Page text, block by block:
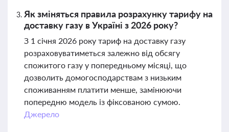
Як зміняться правила розрахунку тарифу на
доставку газу в Україні з 2026 року?
З 1 січня 2026 року тариф на доставку газу
розраховуватиметься залежно від обсягу
спожитого газу у попередньому місяці, що
дозволить домогосподарствам з низьким
споживанням платити менше, замінюючи
попередню модель із фіксованою сумою.
Джерело